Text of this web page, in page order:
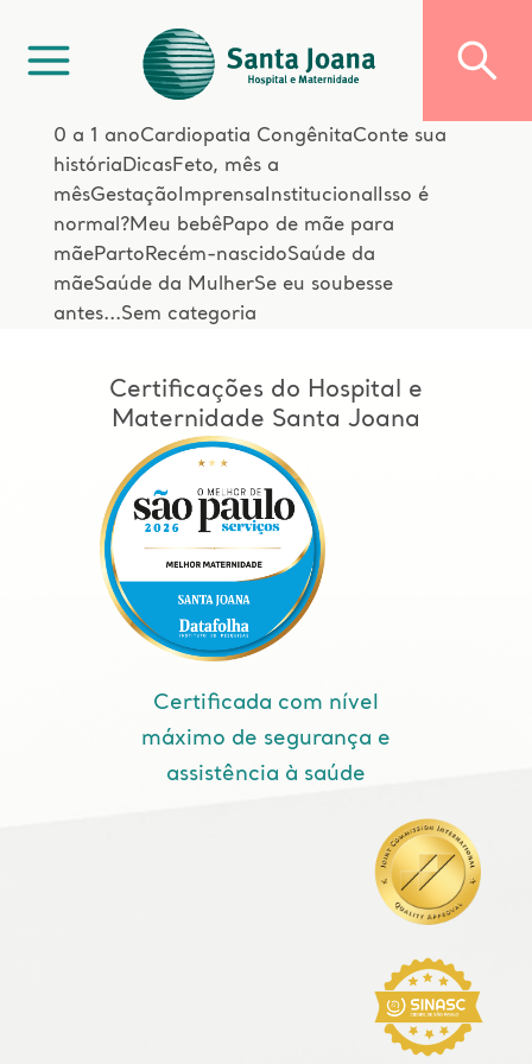
0 a 1 anoCardiopatia CongênitaConte sua
história DicasFeto, mês a
mêsGestação Imprensa Institucional
Isso é
normal?Meu bebêPapo de mãe para
mãeParto Recém-nascidoSaúde da
mãeSaúde da MulherSe eu soubesse
antes...Sem categoria
Certificações do Hospital e
Maternidade Santa Joana
Certificada com nível
máximo de segurança e
assistência à saúde